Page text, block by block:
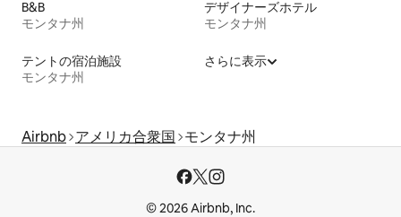
B&B
モンタナ州
デザイナーズホテル
モンタナ州
テントの宿泊施設
モンタナ州
さらに表示
Airbnb アメリカ合衆国 モンタナ州
© 2026 Airbnb, Inc.